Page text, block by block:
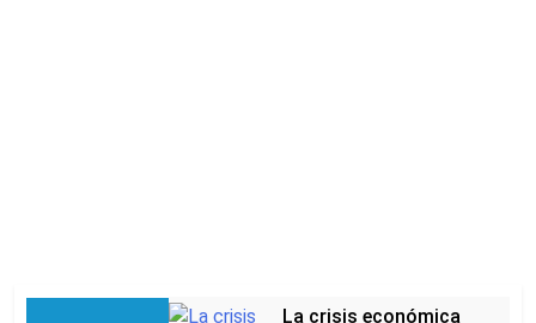
La crisis económica